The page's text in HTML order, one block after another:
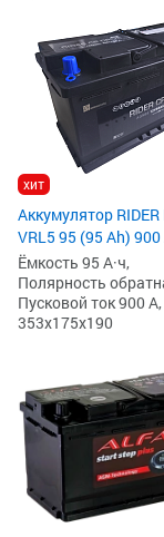
хит
Аккумулятор RIDER
VRL5 95 (95 Ah) 900
Ёмкость 95 А·ч,
Полярность
Пусковой ток 900 А,
353x175x190